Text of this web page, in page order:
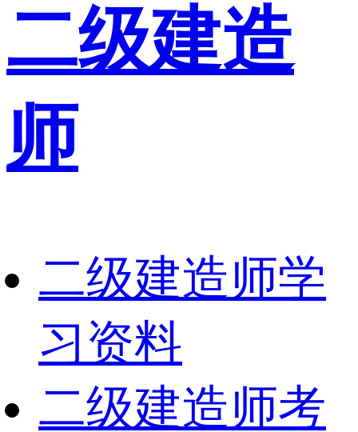
二级建造
师
二级建造师学
习资料
二级建造师考